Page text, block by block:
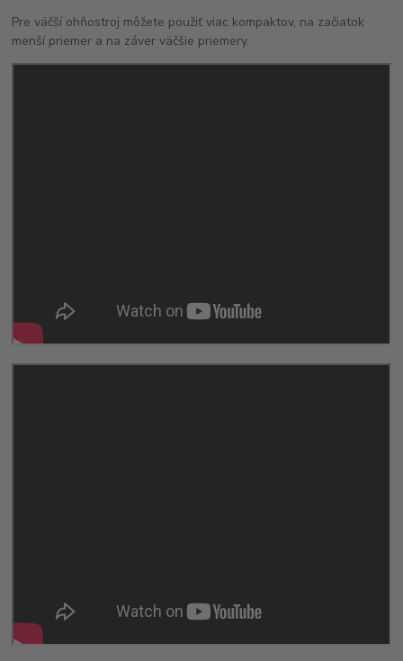
Pre väčší ohňostroj môžete použiť viac kompaktov, na začiatok
menší priemer a na záver väčšie priemery.